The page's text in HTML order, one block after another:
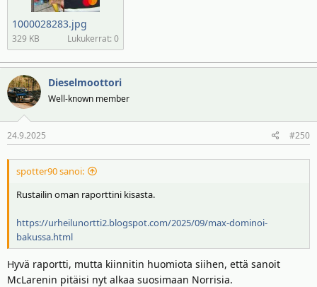
1000028283.jpg
329 KB Lukukerrat: 0
Dieselmoottori
Well-known member
24.9.2025 #250
spotter90 sanoi:
Rustailin oman raporttini kisasta.
https://urheilunortti2.blogspot.com/2025/09/max-dominoi-
bakussa.html
Hyvä raportti, mutta kiinnitin huomiota siihen, että sanoit
McLarenin pitäisi nyt alkaa suosimaan Norrisia.